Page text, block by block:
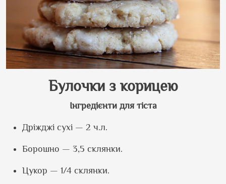
Булочки з корицею
Інгредієнти для тіста
Дріжджі сухі — 2 ч.л.
Борошно — 3,5 склянки.
Цукор — 1/4 склянки.